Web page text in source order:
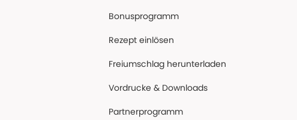
Bonusprogramm
Rezept einlösen
Freiumschlag herunterladen
Vordrucke & Downloads
Partnerprogramm